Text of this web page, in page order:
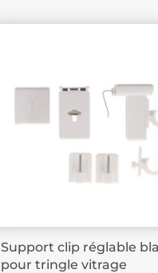
Support clip réglable
pour tringle vitrage